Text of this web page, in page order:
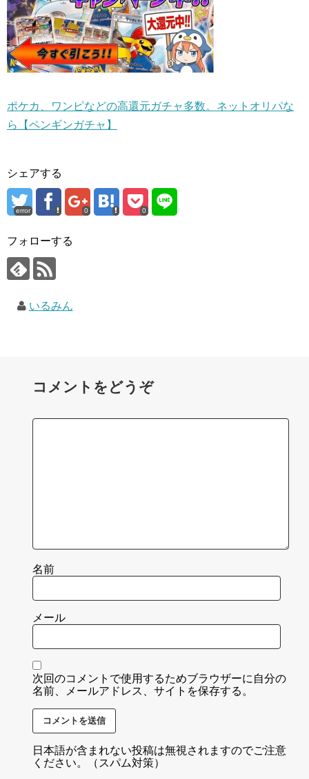
ポケカ、ワンピなどの高還元ガチャ多数。ネットオリパな
ら【ペンギンガチャ】
シェアする
error 0 0
フォローする
いるみん
コメントをどうぞ
名前
メール
次回のコメントで使用するためブラウザーに自分の
名前、メールアドレス、サイトを保存する。
日本語が含まれない投稿は無視されますのでご注意
ください。（スパム対策）